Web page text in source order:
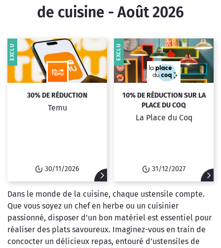
de cuisine - Août 2026
30% DE RÉDUCTION
Temu
30/11/2026
EXCLU
10% DE RÉDUCTION SUR LA
PLACE DU COQ
La Place du Coq
31/12/2027
EXCLU
Dans le monde de la cuisine, chaque ustensile compte.
Que vous soyez un chef en herbe ou un cuisinier
passionné, disposer d'un bon matériel est essentiel pour
réaliser des plats savoureux. Imaginez-vous en train de
concocter un délicieux repas, entouré d’ustensiles de